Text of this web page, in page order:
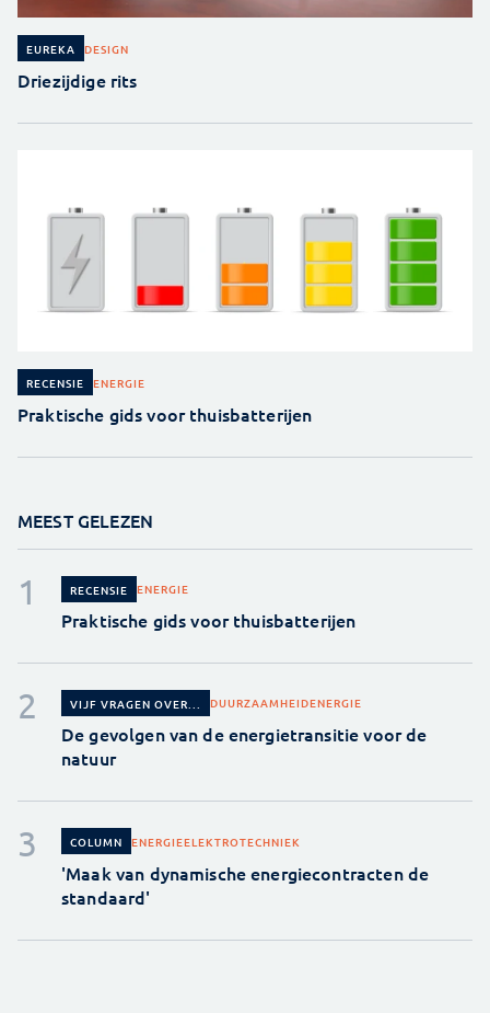
EUREKA DESIGN
Driezijdige rits
RECENSIE ENERGIE
Praktische gids voor thuisbatterijen
MEEST GELEZEN
RECENSIE ENERGIE
Praktische gids voor thuisbatterijen
VIJF VRAGEN OVER... DUURZAAMHEIDENERGIE
De gevolgen van de energietransitie voor de
natuur
COLUMN ENERGIEELEKTROTECHNIEK
'Maak van dynamische energiecontracten de
standaard'